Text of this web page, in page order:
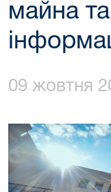
майна
09 жовтня